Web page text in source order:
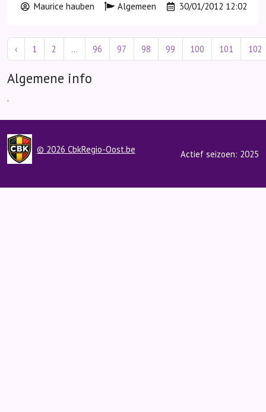
Maurice hauben Algemeen 30/01/2012 12:02
‹ 1 2 ... 96 97 98 99 100 101 102
Algemene info
.
© 2026 CbkRegio-Oost.be Actief seizoen: 2025